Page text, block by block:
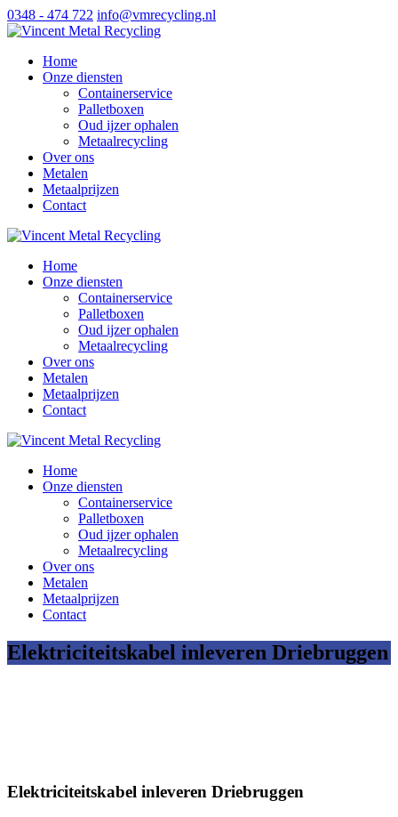
0348 - 474 722 info@vmrecycling.nl
Home
Onze diensten
Containerservice
Palletboxen
Oud ijzer ophalen
Metaalrecycling
Over ons
Metalen
Metaalprijzen
Contact
Home
Onze diensten
Containerservice
Palletboxen
Oud ijzer ophalen
Metaalrecycling
Over ons
Metalen
Metaalprijzen
Contact
Home
Onze diensten
Containerservice
Palletboxen
Oud ijzer ophalen
Metaalrecycling
Over ons
Metalen
Metaalprijzen
Contact
Elektriciteitskabel inleveren Driebruggen
Elektriciteitskabel inleveren Driebruggen